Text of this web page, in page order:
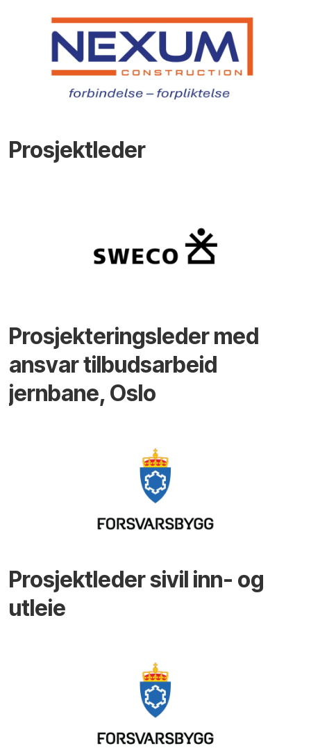
Prosjektleder
Prosjekteringsleder med
ansvar tilbudsarbeid
jernbane, Oslo
Prosjektleder sivil inn- og
utleie